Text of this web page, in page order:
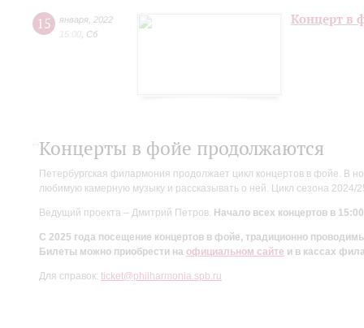
15 января 2022
15:00 Сб
Концерт в
Концерты в фойе продолжаются
Петербургская филармония продолжает цикл концертов в фойе. В
любимую камерную музыку и рассказывать о ней. Цикл сезона
Ведущий проекта – Дмитрий Петров. Начало всех концертов в
С 2025 года посещение концертов в фойе, традиционно
Билеты можно приобрести на официальном сайте и в кассах
Для справок: ticket@philharmonia.spb.ru